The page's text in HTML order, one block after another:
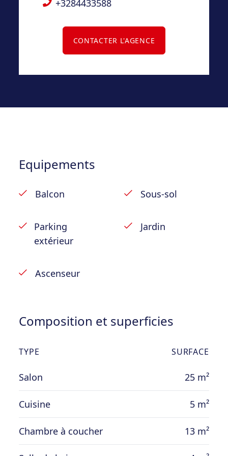
les communs et l’eau froide
renouvelable
Frais d’emménagement : 125 €
sortie)
+3284433588
CONTACTER L'AGENCE
Equipements
Balcon Sous-sol
Parking
extérieur
Jardin
Ascenseur
Composition et superficies
TYPE SURFACE
Salon 25 m²
Cuisine 5 m²
Chambre à coucher 13 m²